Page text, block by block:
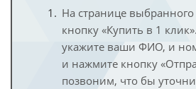
На странице
кнопку «Купить в 1
укажите ваши ФИО, и
и нажмите кнопку
позвоним, что бы